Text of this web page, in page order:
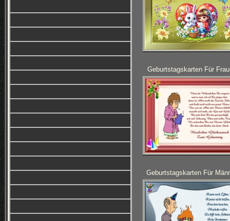
Geburtstagskarten Für
Geburtstagskarten Für